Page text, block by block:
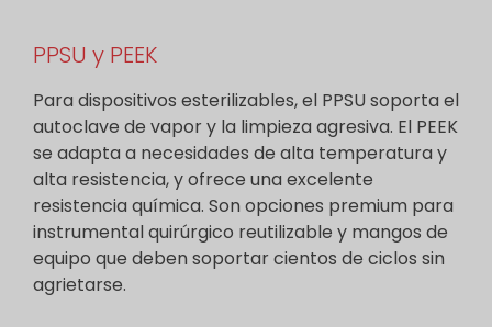
PPSU y PEEK
Para dispositivos esterilizables, el PPSU soporta el
autoclave de vapor y la limpieza agresiva. El PEEK
se adapta a necesidades de alta temperatura y
alta resistencia, y ofrece una excelente
resistencia química. Son opciones premium para
instrumental quirúrgico reutilizable y mangos de
equipo que deben soportar cientos de ciclos sin
agrietarse.